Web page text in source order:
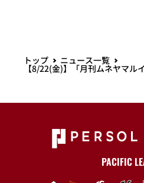
トップ ニュース一覧
【8/22(金)】「月刊ムネヤマル
PACIFIC